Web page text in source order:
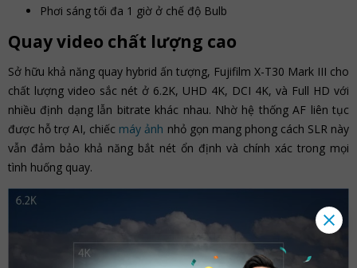
Phơi sáng tối đa 1 giờ ở chế độ Bulb
Quay video chất lượng cao
Sở hữu khả năng quay hybrid ấn tượng, Fujifilm X-T30 Mark III cho
chất lượng video sắc nét ở 6.2K, UHD 4K, DCI 4K, và Full HD với
nhiều định dạng lẫn bitrate khác nhau. Nhờ hệ thống AF liên tục
được hỗ trợ AI, chiếc máy ảnh nhỏ gọn mang phong cách SLR này
vẫn đảm bảo khả năng bắt nét ổn định và chính xác trong mọi
tình huống quay.